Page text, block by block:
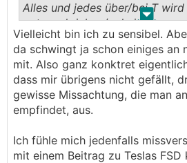
. .
Alles und jedes über/bei T
gutgeschrieben/geheissen
und/oder sofort als obsolet/
recherchiert abgeschmettert.
Vielleicht bin ich zu sensibel.
da schwingt ja schon einiges an
mit. Also ganz konktret
dass mir übrigens nicht gefällt,
gewisse Missachtung, die man
empfindet, aus.
Ich fühle mich jedenfalls
mit einem Beitrag zu Teslas